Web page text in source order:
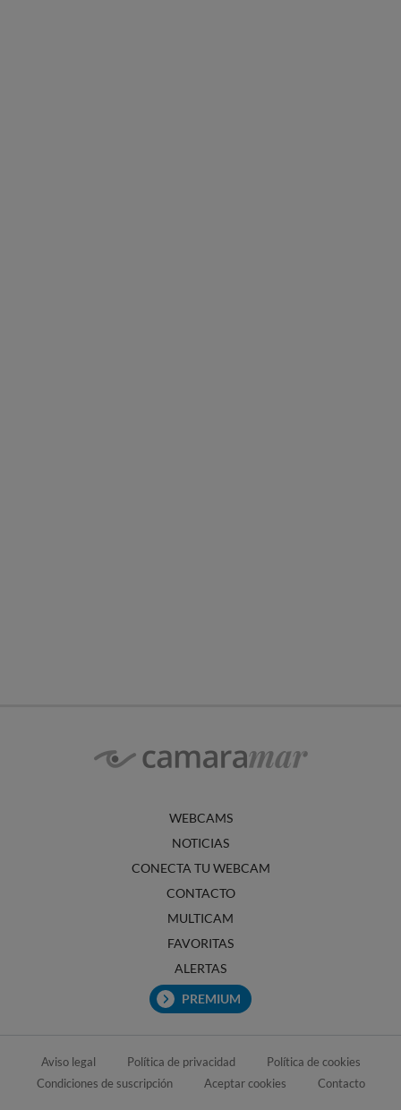
WEBCAMS
NOTICIAS
CONECTA TU WEBCAM
CONTACTO
MULTICAM
FAVORITAS
ALERTAS
PREMIUM
Aviso legal Política de privacidad
Política de cookies
Condiciones de suscripción
Aceptar cookies Contacto